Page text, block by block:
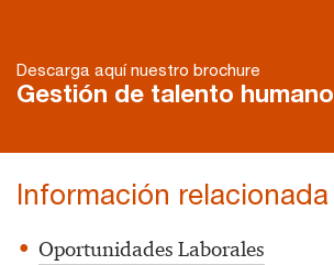
Descarga aquí nuestro brochure
Gestión de talento humano
Información relacionada
Oportunidades Laborales